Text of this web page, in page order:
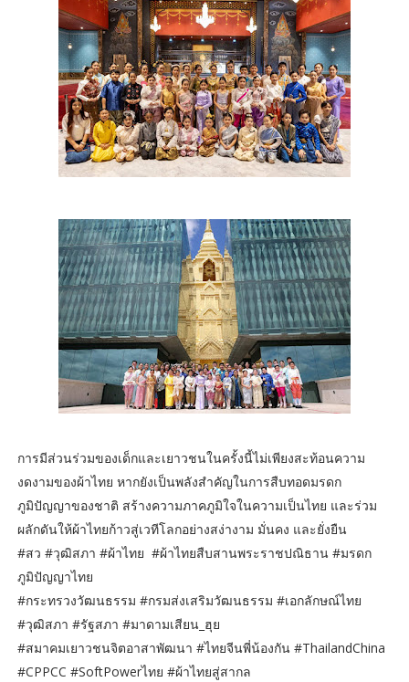
การมีส่วนร่วมของเด็กและเยาวชนในครั้งนี้ไม่เพียงสะท้อนความ
งดงามของผ้าไทย หากยังเป็นพลังสำคัญในการสืบทอดมรดก
ภูมิปัญญาของชาติ สร้างความภาคภูมิใจในความเป็นไทย และร่วม
ผลักดันให้ผ้าไทยก้าวสู่เวทีโลกอย่างสง่างาม มั่นคง และยั่งยืน
#สว #วุฒิสภา #ผ้าไทย #ผ้าไทยสืบสานพระราชปณิธาน #มรดก
ภูมิปัญญาไทย
#กระทรวงวัฒนธรรม #กรมส่งเสริมวัฒนธรรม #เอกลักษณ์ไทย
#วุฒิสภา #รัฐสภา #มาดามเสียน_ฮุย
#สมาคมเยาวชนจิตอาสาพัฒนา #ไทยจีนพี่น้องกัน #ThailandChina
#CPPCC #SoftPowerไทย #ผ้าไทยสู่สากล